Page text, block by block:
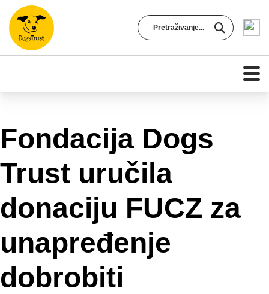
Fondacija Dogs
Trust uručila
donaciju FUCZ za
unapređenje
dobrobiti